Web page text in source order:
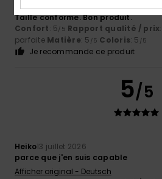
Alain14 juillet 2026
Taille conforme. Bon produit.
Confort: 5/5 Rapport qualité / prix
parfaite Matière: 5 /5 Coloris: 5 /5
Je recommande ce produit
5/5
Heiko13 juillet 2026
parce que j'en suis capable
Afficher original - Deutsch